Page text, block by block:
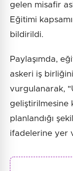
gelen misafir
Eğitimi
bildirildi.
Paylaşımda,
askeri iş
vurgulanarak,
geliştirilmesine
planlandığı
ifadelerine yer